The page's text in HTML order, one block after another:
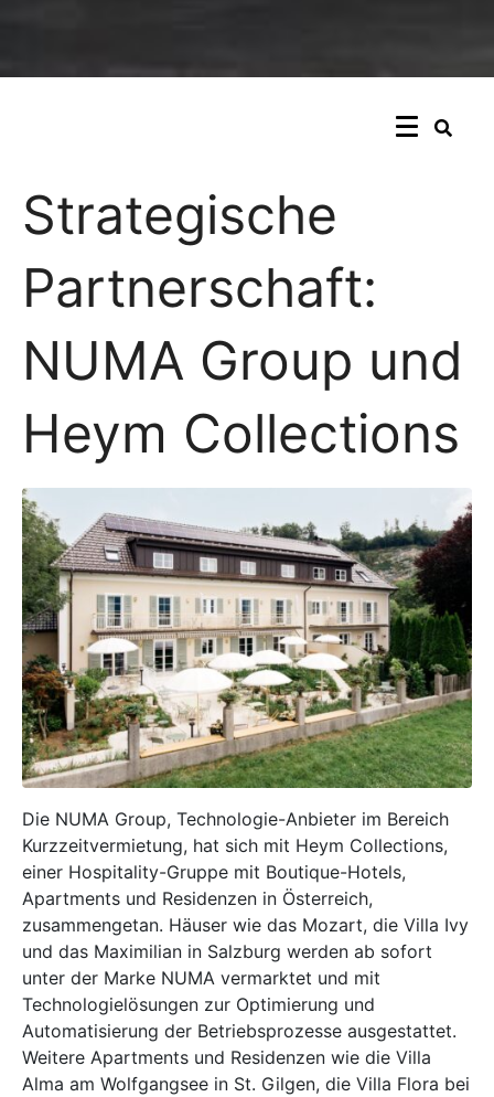
Strategische
Partnerschaft:
NUMA Group und
Heym Collections
Die NUMA Group, Technologie-Anbieter im Bereich
Kurzzeitvermietung, hat sich mit Heym Collections,
einer Hospitality-Gruppe mit Boutique-Hotels,
Apartments und Residenzen in Österreich,
zusammengetan. Häuser wie das Mozart, die Villa Ivy
und das Maximilian in Salzburg werden ab sofort
unter der Marke NUMA vermarktet und mit
Technologielösungen zur Optimierung und
Automatisierung der Betriebsprozesse ausgestattet.
Weitere Apartments und Residenzen wie die Villa
Alma am Wolfgangsee in St. Gilgen, die Villa Flora bei